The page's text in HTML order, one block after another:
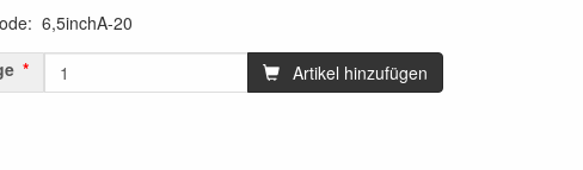
: 6,5inchA-20
Artikel hinzufügen